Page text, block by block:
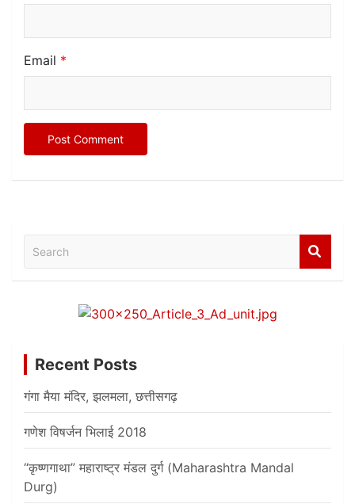
Email *
Recent Posts
गंगा मैया मंदिर, झलमला, छत्तीसगढ़
गणेश विषर्जन भिलाई 2018
“कृष्णगाथा” महाराष्ट्र मंडल दुर्ग (Maharashtra Mandal
Durg)